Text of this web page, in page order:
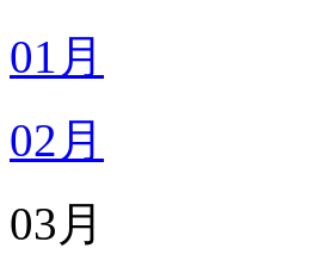
01月
02月
03月